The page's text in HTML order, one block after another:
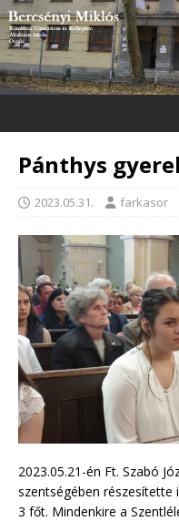
Pánthys
2023.05.31. farkasor
2023.05.21-én Ft. Szabó
szentségében részesítette
3 főt. Mindenkire a